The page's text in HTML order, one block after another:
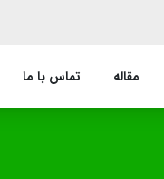
مقاله تماس با ما